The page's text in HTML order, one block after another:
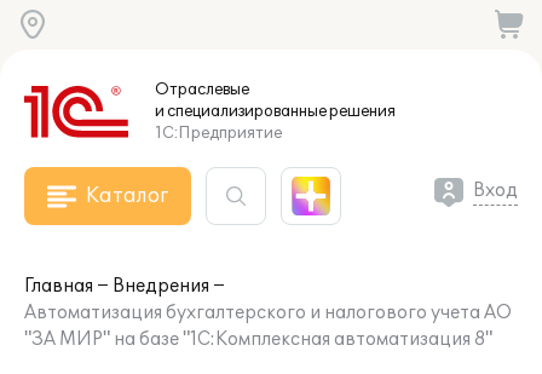
Отраслевые
и специализированныерешения
1С:Предприятие
Каталог Вход
Главная
Внедрения
Автоматизация бухгалтерского и налогового учета АО
"ЗА МИР" на базе "1С:Комплексная автоматизация 8"